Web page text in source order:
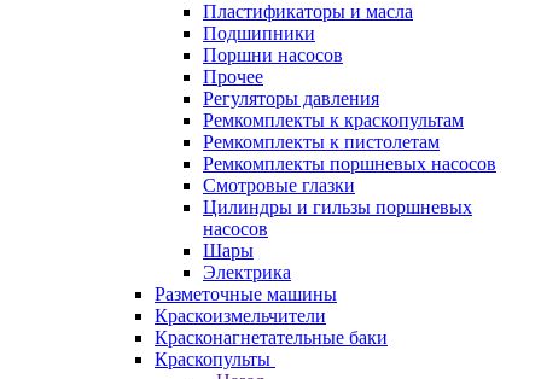
Пластификаторы и масла
Подшипники
Поршни насосов
Прочее
Регуляторы давления
Ремкомплекты к краскопультам
Ремкомплекты к пистолетам
Ремкомплекты поршневых насосов
Смотровые глазки
Цилиндры и гильзы поршневых
насосов
Шары
Электрика
Разметочные машины
Краскоизмельчители
Красконагнетательные баки
Краскопульты